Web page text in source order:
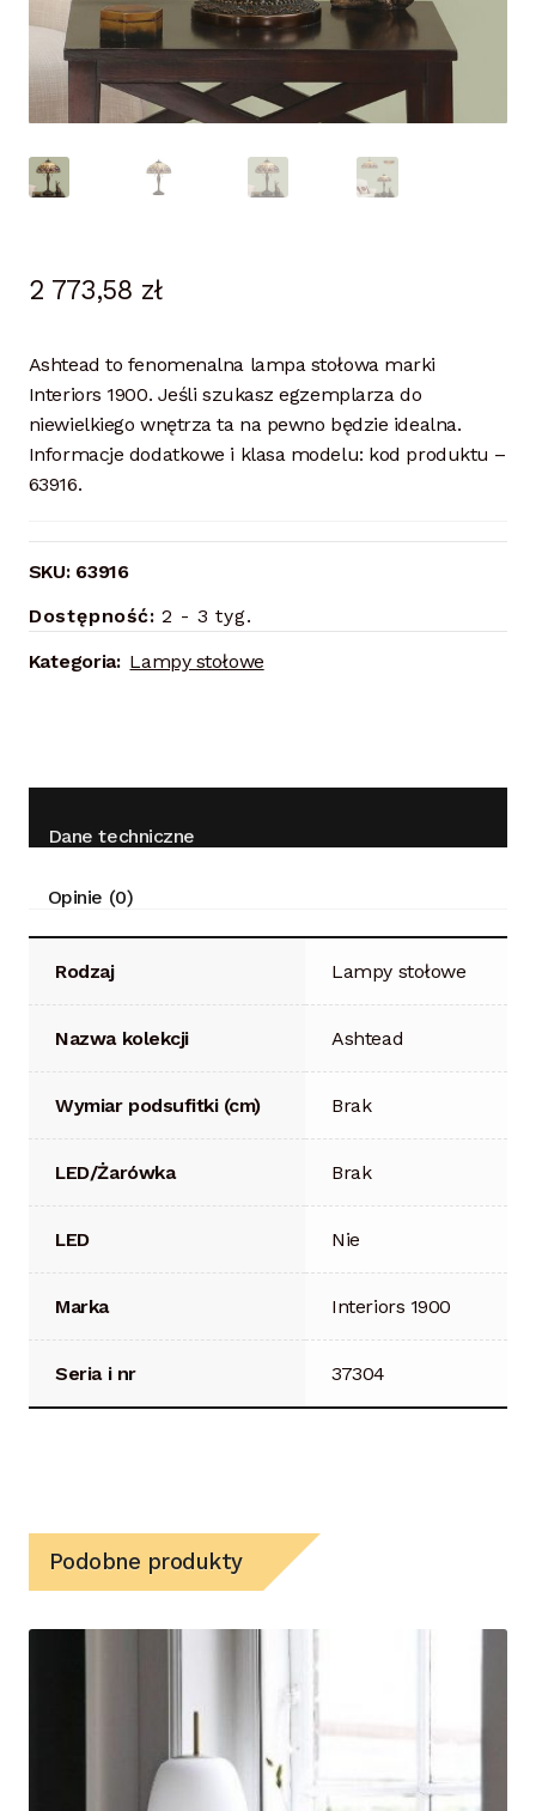
2 773,58 zł
Ashtead to fenomenalna lampa stołowa marki
Interiors 1900. Jeśli szukasz egzemplarza do
niewielkiego wnętrza ta na pewno będzie idealna.
Informacje dodatkowe i klasa modelu: kod produktu –
63916.
SKU: 63916
Dostępność: 2 - 3 tyg.
Kategoria: Lampy stołowe
Dane techniczne
Opinie (0)
Rodzaj Lampy stołowe
Nazwa kolekcji Ashtead
Wymiar podsufitki (cm) Brak
LED/Żarówka Brak
LED Nie
Marka Interiors 1900
Seria i nr 37304
Podobne produkty